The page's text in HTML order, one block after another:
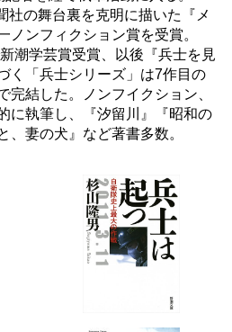
社の舞台裏を克明に描いた『メ
ノンフィクション賞を受賞。
潮学芸賞受賞、以後『兵士を見
く「兵士シリーズ」は7作目の
結した。ノンフイクション、
に執筆し、『汐留川』『昭和の
、妻の犬』など著書多数。